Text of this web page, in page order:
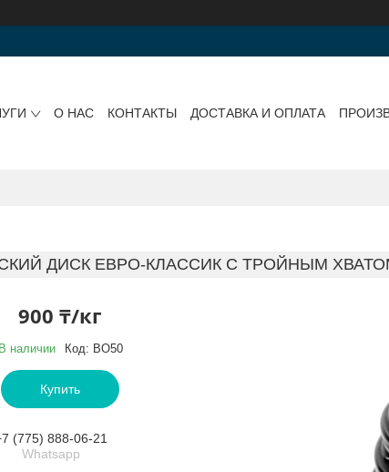
О НАС КОНТАКТЫ ДОСТАВКА И ОПЛАТА
ДИСК ЕВРО-КЛАССИК С ТРОЙНЫМ
900 ₸/кг
В наличии Код: BO50
Купить
(775) 888-06-21
Whatsapp